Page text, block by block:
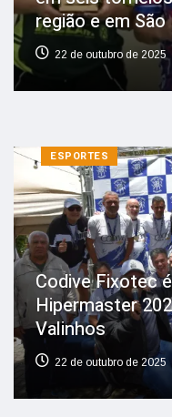
região e em São
22 de outubro de 2025
ESPORTES
Codive Fixotec
Hipermaster
Valinhos
22 de outubro de 2025